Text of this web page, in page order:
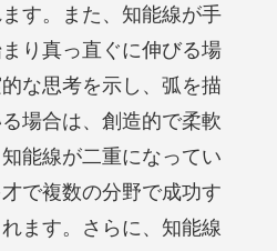
す。また、知能線が手
り真っ直ぐに伸びる場
な思考を示し、弧を描
場合は、創造的で柔軟
能線が二重になってい
で複数の分野で成功す
ます。さらに、知能線